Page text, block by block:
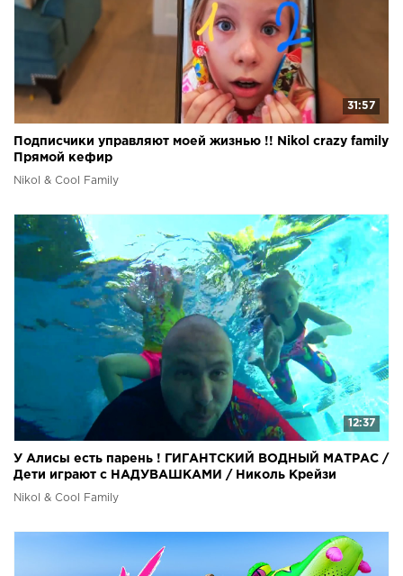
31:57
Подписчики управляют моей жизнью !! Nikol crazy family
Прямой кефир
Nikol & Cool Family
12:37
У Алисы есть парень ! ГИГАНТСКИЙ ВОДНЫЙ МАТРАС /
Дети играют с НАДУВАШКАМИ / Николь Крейзи
Nikol & Cool Family